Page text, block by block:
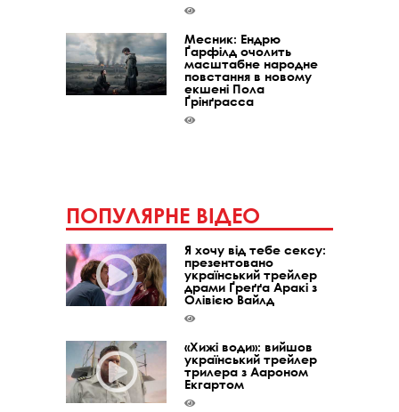
Месник: Ендрю
Ґарфілд очолить
масштабне народне
повстання в новому
екшені Пола
Ґрінґрасса
ПОПУЛЯРНЕ ВІДЕО
Я хочу від тебе сексу:
презентовано
український трейлер
драми Ґреґґа Аракі з
Олівією Вайлд
«Хижі води»: вийшов
український трейлер
трилера з Аароном
Екгартом